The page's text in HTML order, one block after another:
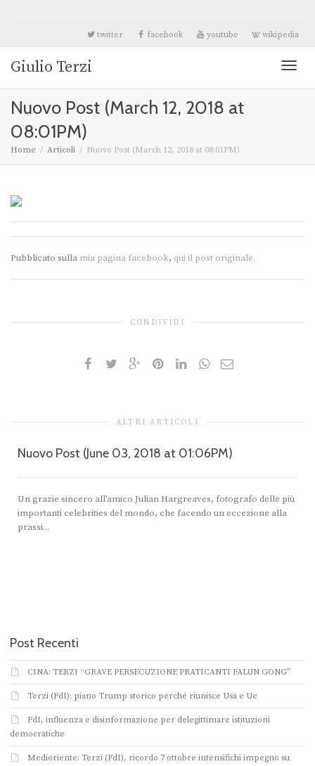
twitter facebook youtube wikipedia
Giulio Terzi
Nuovo Post (March 12, 2018 at
08:01PM)
Home Articoli Nuovo Post (March 12, 2018 at 08:01PM)
Pubblicato sulla mia pagina facebook, qui il post originale.
CONDIVIDI
ALTRI ARTICOLI
Nuovo Post (June 03, 2018 at 01:06PM)
Un grazie sincero all’amico Julian Hargreaves, fotografo delle più
importanti celebrities del mondo, che facendo un eccezione alla
prassi...
Post Recenti
CINA: TERZI “GRAVE PERSECUZIONE PRATICANTI FALUN GONG”
Terzi (FdI): piano Trump storico perché riunisce Usa e Ue
FdI, influenza e disinformazione per delegittimare istituzioni
democratiche
Medioriente: Terzi (FdI), ricordo 7 ottobre intensifichi impegno su